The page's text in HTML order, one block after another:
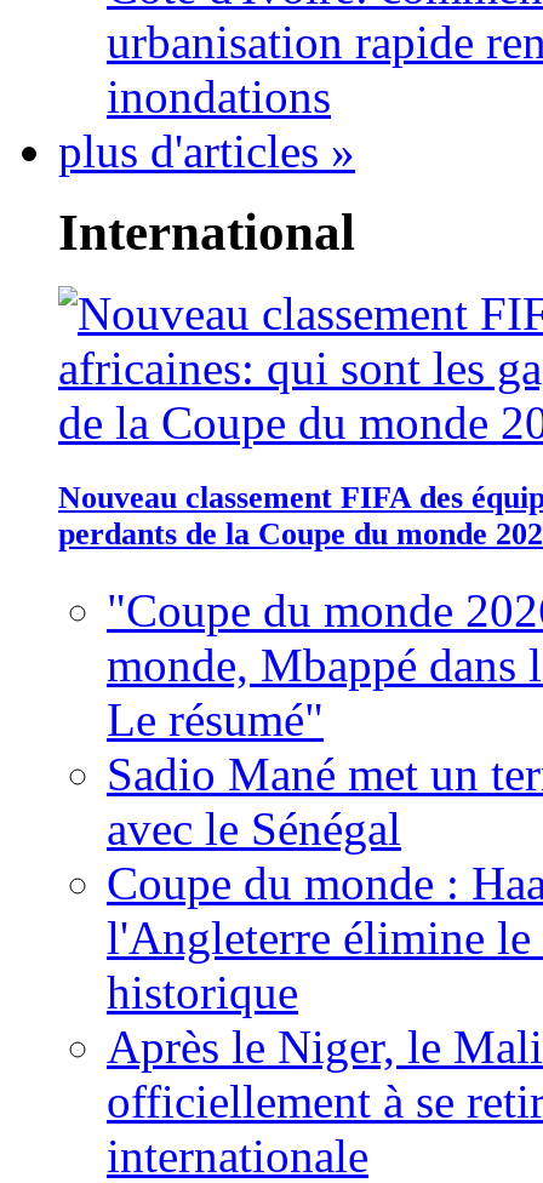
urbanisation rapide
inondations
plus d'articles »
International
Nouveau classement FIFA des
perdants de la Coupe du monde
"Coupe du monde
monde, Mbappé dans
Le résumé"
Sadio Mané met un
avec le Sénégal
Coupe du monde :
l'Angleterre élimine
historique
Après le Niger, le
officiellement à se
internationale